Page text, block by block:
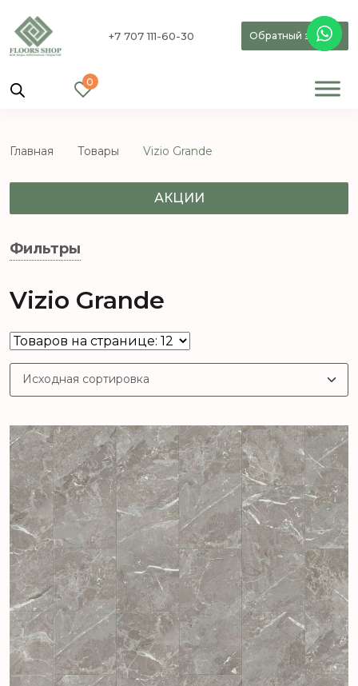
+7 707 111-60-30 Обратный звонок
0
Главная Товары Vizio Grande
АКЦИИ
Фильтры
Vizio Grande